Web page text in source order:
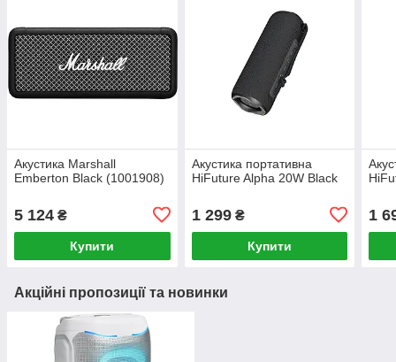
Акустика Marshall
Emberton Black (1001908)
5 124 ₴
Купити
Акустика портативна
HiFuture Alpha 20W Black
1 299₴
Купити
1
Акційні пропозиції та новинки